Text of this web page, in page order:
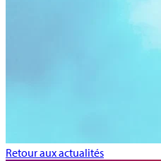
Retour aux actualités